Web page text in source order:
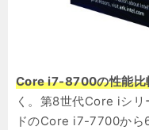
Core i7-8700の性能比
く。第8世代Core iシ
ドのCore i7-7700から